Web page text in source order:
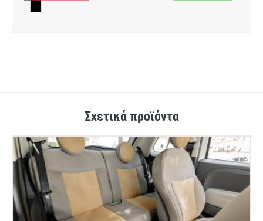
Σχετικά προϊόντα